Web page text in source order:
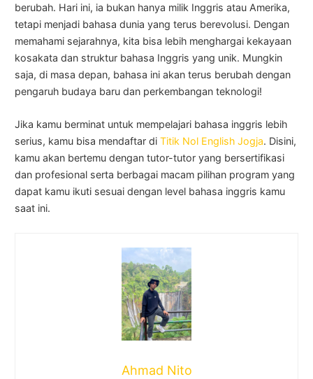
berubah. Hari ini, ia bukan hanya milik Inggris atau Amerika,
tetapi menjadi bahasa dunia yang terus berevolusi. Dengan
memahami sejarahnya, kita bisa lebih menghargai kekayaan
kosakata dan struktur bahasa Inggris yang unik. Mungkin
saja, di masa depan, bahasa ini akan terus berubah dengan
pengaruh budaya baru dan perkembangan teknologi!
Jika kamu berminat untuk mempelajari bahasa inggris lebih
serius, kamu bisa mendaftar diTitik Nol English Jogja. Disini,
kamu akan bertemu dengan tutor-tutor yang bersertifikasi
dan profesional serta berbagai macam pilihan program yang
dapat kamu ikuti sesuai dengan level bahasa inggris kamu
saat ini.
Ahmad Nito